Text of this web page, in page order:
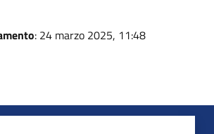
: 24 marzo 2025, 11:48